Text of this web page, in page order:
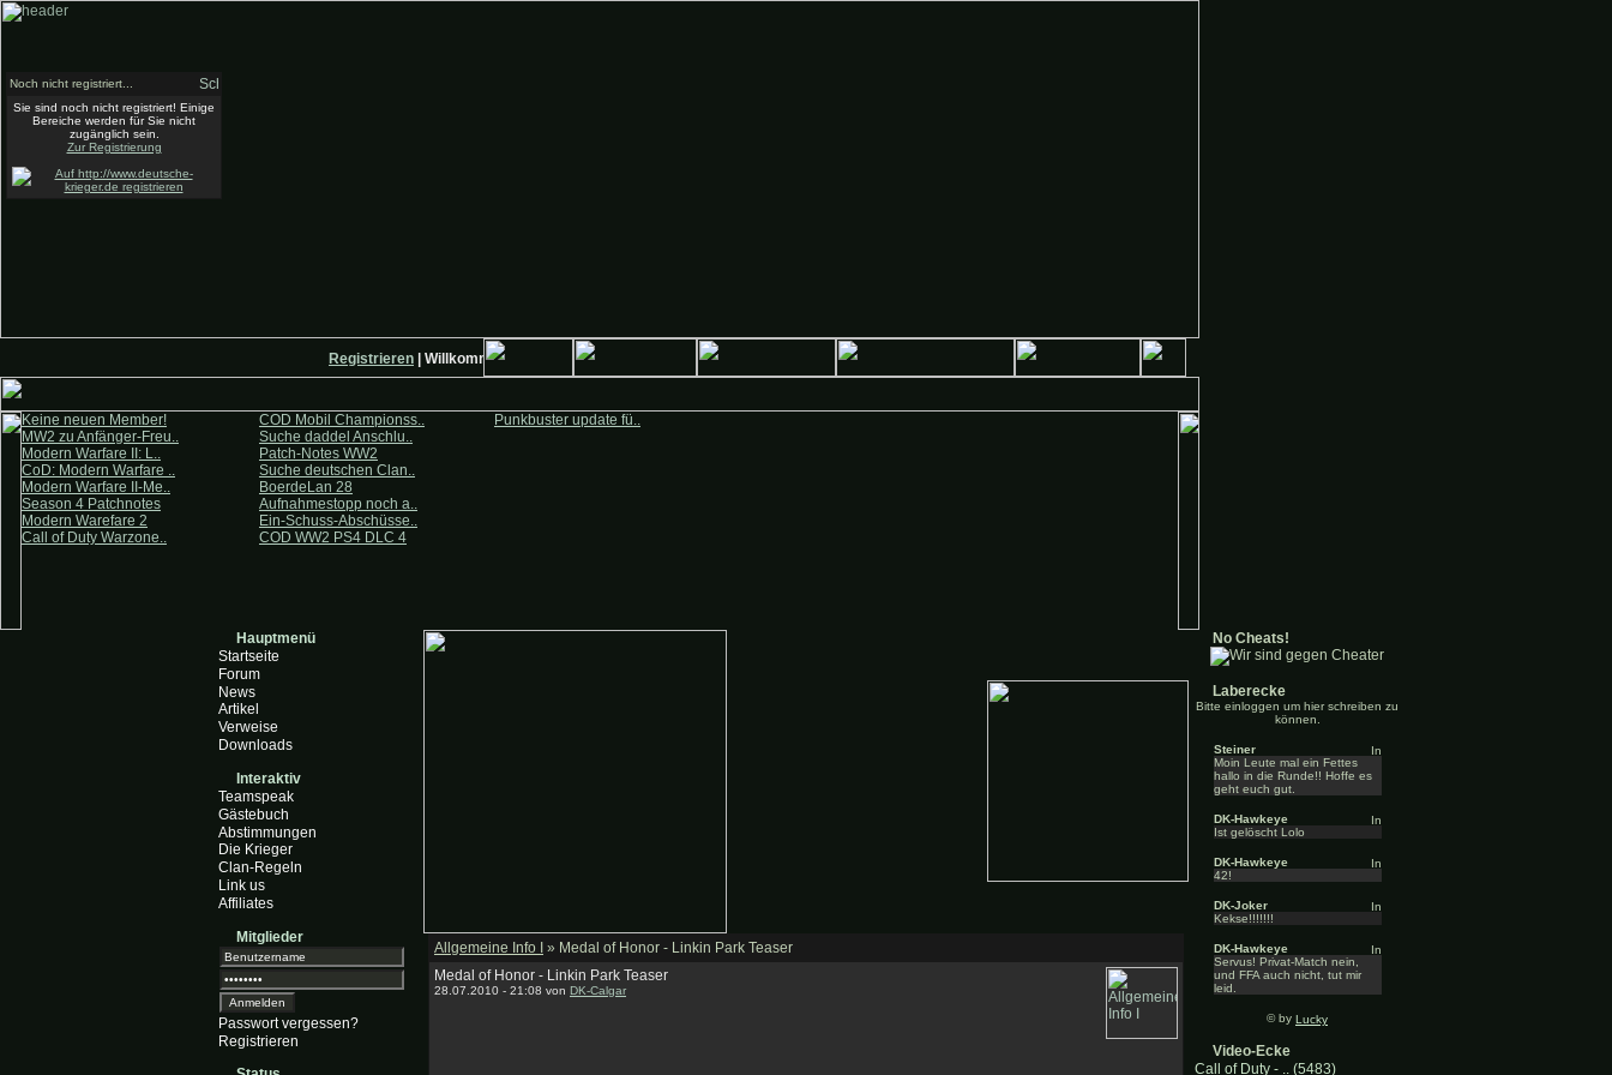
Registrieren| Willkommen auf Deutsche-Krieger.de
Keine neuen Member!
MW2 zu Anfänger-Freu..
Modern Warfare II: L..
CoD: Modern Warfare ..
Modern Warfare II-Me..
Season 4 Patchnotes
Modern Warefare 2
Call of Duty Warzone..
COD Mobil Championss..
Suche daddel Anschlu..
Patch-Notes WW2
Suche deutschen Clan..
BoerdeLan 28
Aufnahmestopp noch a..
Ein-Schuss-Abschüsse..
COD WW2 PS4 DLC 4
Punkbuster update fü..
Hauptmenü
Startseite
Forum
News
Artikel
Verweise
Downloads
Interaktiv
Teamspeak
Gästebuch
Abstimmungen
Die Krieger
Clan-Regeln
Link us
Affiliates
Mitglieder
Passwort vergessen?
Registrieren
Allgemeine Info I
» Medal of Honor - Linkin Park Teaser
Medal of Honor - Linkin Park Teaser
28.07.2010 - 21:08 von DK-Calgar
No Cheats!
Laberecke
Bitte einloggen um hier schreiben zu
können.
Steiner
Moin Leute mal ein Fettes
hallo in die Runde!! Hoffe es
geht euch gut.
DK-Hawkeye
Ist gelöscht Lolo
DK-Hawkeye
42!
DK-Joker
Kekse!!!!!!!
DK-Hawkeye
Servus! Privat-Match nein,
und FFA auch nicht, tut mir
leid.
© by Lucky
Video-Ecke
Call of Duty - .. (5483)
Noch nicht registriert...
Sie sind noch nicht registriert! Einige
Bereiche werden für Sie nicht
zugänglich sein.
Zur Registrierung